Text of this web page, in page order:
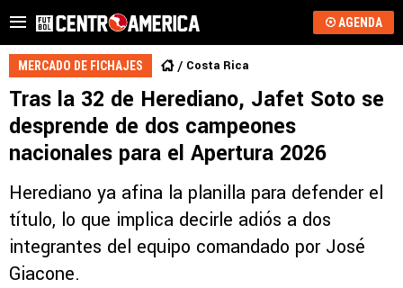
AGENDA
MERCADO DE FICHAJES Costa Rica
Tras la 32 de Herediano, Jafet Soto se
desprende de dos campeones
nacionales para el Apertura 2026
Herediano ya afina la planilla para defender el
título, lo que implica decirle adiós a dos
integrantes del equipo comandado por José
Giacone.